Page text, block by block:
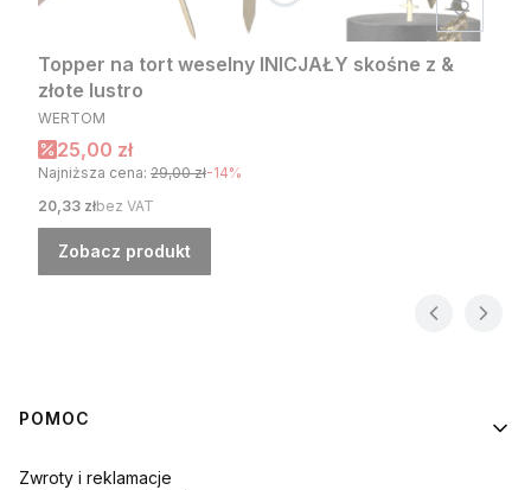
Topper na tort weselny INICJAŁY skośne z &
złote lustro
PRODUCENT
WERTOM
Cena promocyjna
25,00 zł
Najniższa cena: 29,00 zł-14%
Cena
20,33 złbez VAT
Zobacz produkt
Linki w stopce
POMOC
Zwroty i reklamacje